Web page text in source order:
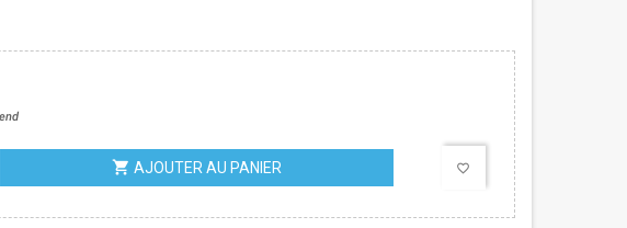
shopping_cart AJOUTER AU PANIER favorite_border